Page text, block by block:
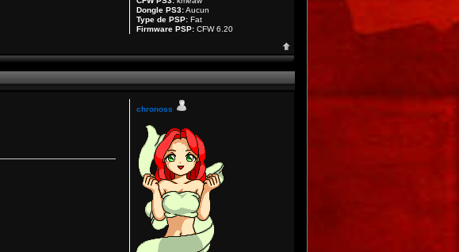
Dongle PS3:Aucun
Type de PSP: Fat
Firmware PSP: CFW 6.20
chronoss